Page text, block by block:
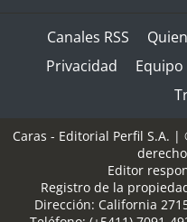
Canales RSS
Privacidad
Equipo
Caras - Editorial Perfil S.A. |
Editor
Registro de la
Dirección: California